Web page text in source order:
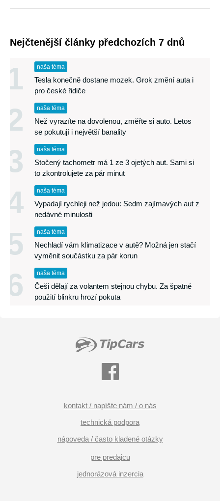
Nejčtenější články předchozích 7 dnů
1 naša téma
Tesla konečně dostane mozek. Grok změní auta i
pro české řidiče
2 naša téma
Než vyrazíte na dovolenou, změřte si auto. Letos
se pokutují i největší banality
3 naša téma
Stočený tachometr má 1 ze 3 ojetých aut. Sami si
to zkontrolujete za pár minut
4 naša téma
Vypadají rychleji než jedou: Sedm zajímavých aut z
nedávné minulosti
5 naša téma
Nechladí vám klimatizace v autě? Možná jen stačí
vyměnit součástku za pár korun
6 naša téma
Češi dělají za volantem stejnou chybu. Za špatné
použití blinkru hrozí pokuta
kontakt / napíšte nám / o nás
technická podpora
nápoveda / často kladené otázky
pre predajcu
jednorázová inzercia